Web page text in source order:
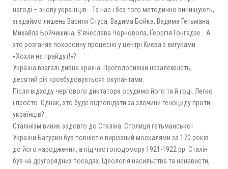
нагодi – знову українцiв… Та нас і без того методично винищують,
згадаймо лишень Василя Стуса, Вадима Бойка, Вадима Гетьмана,
Михайла Бойчишина, В’ячеслава Чорновола, Ґеорґія Гонгадзе… А
хто розганяв похоронну процесію у центрі Києва з вигуками
«Хохли нє прайдут!»?
Україна взагалі дивна країна. Проголосивши незалежність,
десятий рік «розбудовується» окупантами.
Після відходу чергового диктатора осудимо його та й годі. Легко
і просто. Однак, хто буде відповідати за злочини геноциду проти
українців?
Сталінізм виник задовго до Сталіна. Столиця гетьманської
України Батурин був повністю вирізаний москалями за 170 років
до його народження, а під час голодомору 1921-1922 рр. Сталін
був на другорядних посадах. Ідеологія насильства та ненависти,